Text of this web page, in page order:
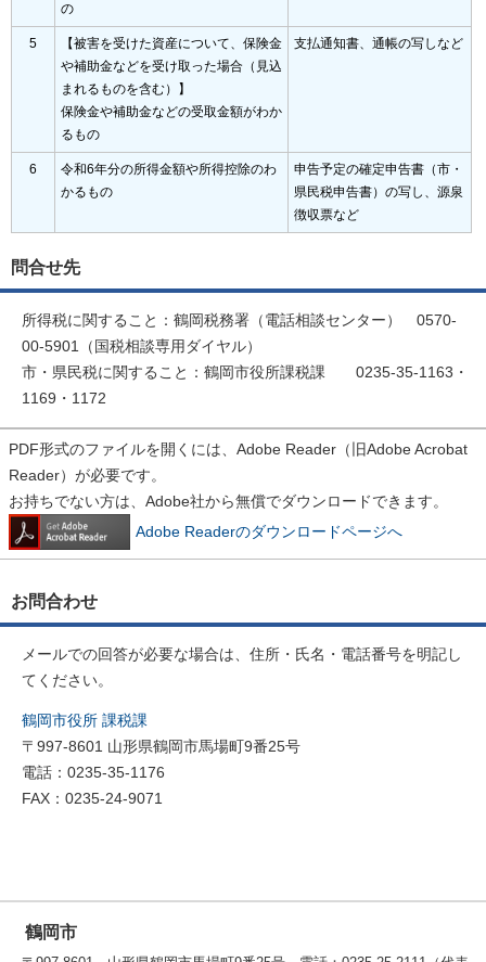
の
5
【被害を受けた資産について、保険金
や補助金などを受け取った場合（見込
まれるものを含む）】
保険金や補助金などの受取金額がわか
るもの
支払通知書、通帳の写しなど
6
令和6年分の所得金額や所得控除のわ
かるもの
申告予定の確定申告書（市・
県民税申告書）の写し、源泉
徴収票など
問合せ先
所得税に関すること：鶴岡税務署（電話相談センター） 0570-
00-5901（国税相談専用ダイヤル）
市・県民税に関すること：鶴岡市役所課税課 0235-35-1163・
1169・1172
PDF形式のファイルを開くには、Adobe Reader（旧Adobe Acrobat
Reader）が必要です。
お持ちでない方は、Adobe社から無償でダウンロードできます。
Adobe Readerのダウンロードページへ
お問合わせ
メールでの回答が必要な場合は、住所・氏名・電話番号を明記し
てください。
鶴岡市役所 課税課
〒997-8601 山形県鶴岡市馬場町9番25号
電話：0235-35-1176
FAX：0235-24-9071
鶴岡市